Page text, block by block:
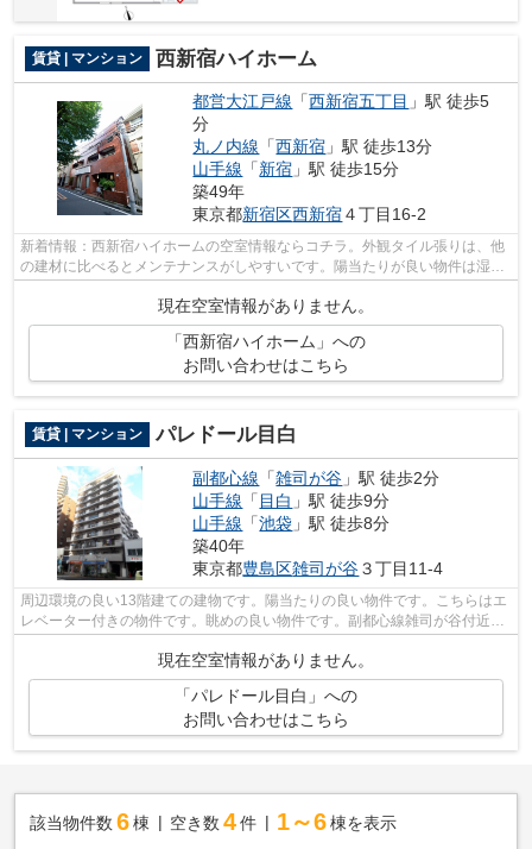
賃貸 | マンション 西新宿ハイホーム
都営大江戸線 「西新宿五丁目 」駅 徒歩5
分
丸ノ内線 「西新宿 」駅 徒歩13分
山手線 「新宿 」駅 徒歩15分
築49年
東京都新宿区西新宿４丁目16-2
新着情報：西新宿ハイホームの空室情報ならコチラ。外観タイル張りは、他
の建材に比べるとメンテナンスがしやすいです。陽当たりが良い物件は湿気
現在空室情報がありません。
「西新宿ハイホーム」への
お問い合わせはこちら
賃貸 | マンション パレドール目白
副都心線 「雑司が谷 」駅 徒歩2分
山手線 「目白 」駅 徒歩9分
山手線 「池袋 」駅 徒歩8分
築40年
東京都豊島区雑司が谷３丁目11-4
周辺環境の良い13階建ての建物です。陽当たりの良い物件です。こちらはエ
レベーター付きの物件です。眺めの良い物件です。副都心線雑司が谷付近の
現在空室情報がありません。
「パレドール目白」への
お問い合わせはこちら
該当物件数 6棟 空き数 4 件 1～6 棟を表示